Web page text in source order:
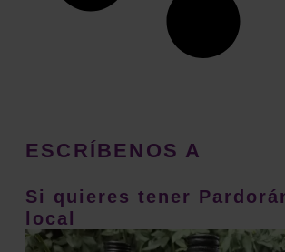
ESCRÍBENOS A
Si quieres tener
local